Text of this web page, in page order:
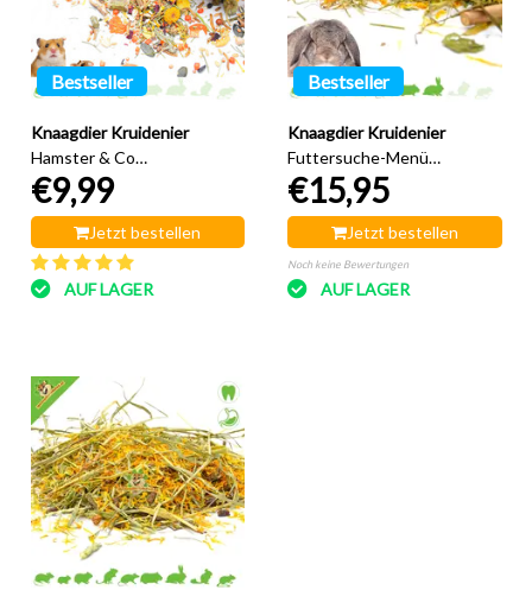
Bestseller
Knaagdier Kruidenier
Hamster & Co
Futtersuchmenü 500 Gramm
€9,99
Jetzt bestellen
AUF LAGER
Bestseller
Knaagdier Kruidenier
Futtersuche-Menü
Kaninchen 400 Gramm
€15,95
Jetzt bestellen
Noch keine Bewertungen
AUF LAGER